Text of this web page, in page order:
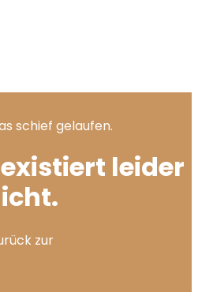
schief gelaufen.
leider
zur